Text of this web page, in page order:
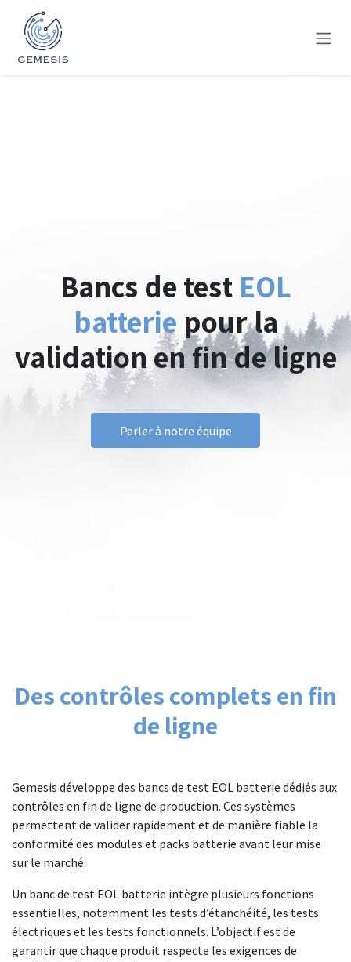
Se rendre au contenu
Bancs de testEOL
batterie pour la
validation en fin de ligne
Parler à notre équipe
Des contrôles complets en fin
de ligne
Gemesis développe des bancs de test EOL batterie dédiés aux
contrôles en fin de ligne de production. Ces systèmes
permettent de valider rapidement et de manière fiable la
conformité des modules et packs batterie avant leur mise
sur le marché.
Un banc de test EOL batterie intègre plusieurs fonctions
essentielles, notamment les tests d’étanchéité, les tests
électriques et les tests fonctionnels. L’objectif est de
garantir que chaque produit respecte les exigences de